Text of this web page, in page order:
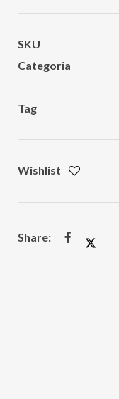
e
quantità
SKU
Categoria
Tag
Wishlist